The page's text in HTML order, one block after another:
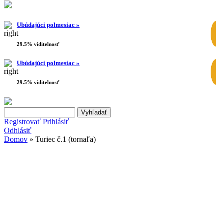
Ubúdajúci polmesiac »
29.5% viditelnosť
Ubúdajúci polmesiac »
29.5% viditelnosť
Vyhľadávanie
Registrovať Prihlásiť
Odhlásiť
Domov » Turiec č.1 (tornaľa)